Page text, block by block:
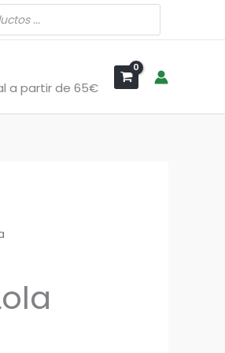
a partir de 65€